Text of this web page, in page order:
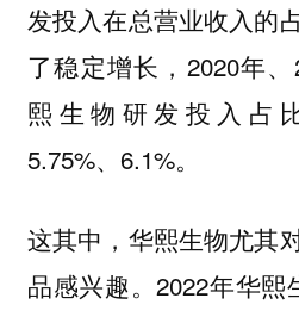
发投入在总营业收入的
了稳定增长，2020年
熙生物研发投入占
5.75%、6.1%。
这其中，华熙生物尤其
品感兴趣。2022年华